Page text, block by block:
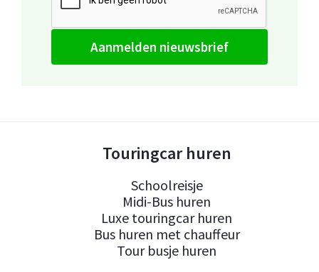
aanmelden nieuwsbrief
Touringcar huren
Schoolreisje
Midi-Bus huren
Luxe touringcar huren
Bus huren met chauffeur
Tour busje huren